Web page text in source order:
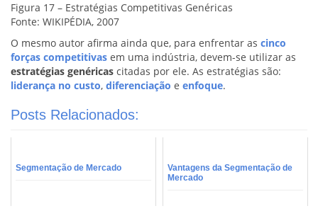
Figura 17 – Estratégias Competitivas Genéricas
Fonte: WIKIPÉDIA, 2007
O mesmo autor afirma ainda que, para enfrentar as cinco
forças competitivas em uma indústria, devem-se utilizar as
estratégias genéricas citadas por ele. As estratégias são:
liderança no custo, diferenciação e enfoque.
Posts Relacionados:
Segmentação de Mercado
Vantagens da Segmentação de
Mercado